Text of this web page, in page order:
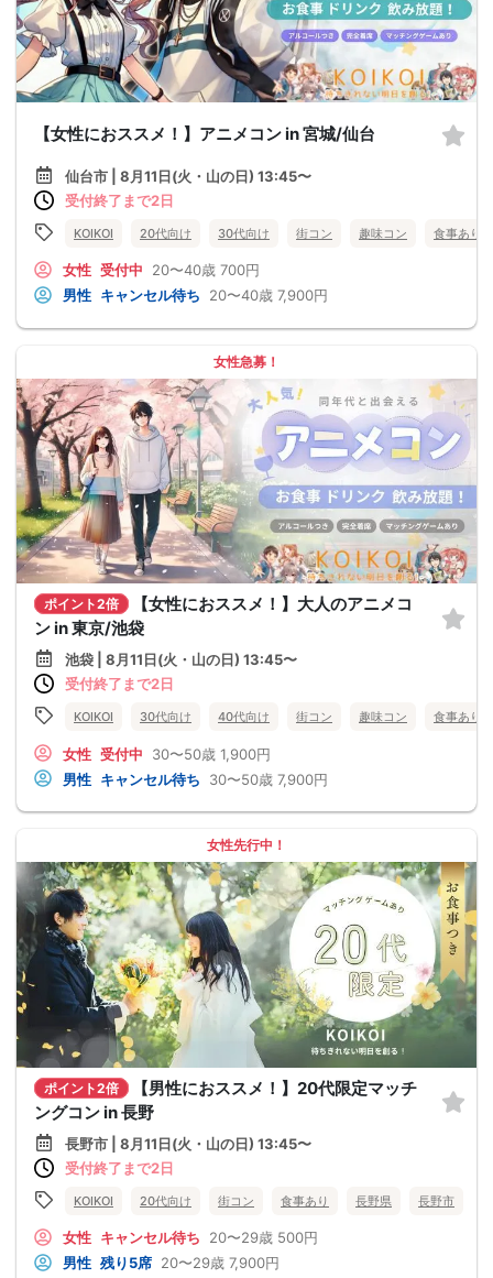
【女性におススメ！】アニメコン in 宮城/仙台
仙台市 | 8月11日(火・山の日) 13:45〜
受付終了まで2日
KOIKOI 20代向け 30代向け 街コン 趣味コン 食事あり
女性 受付中 20〜40歳 700円
男性 キャンセル待ち 20〜40歳 7,900円
女性急募！
ポイント2倍
【女性におススメ！】大人のアニメコ
ン in 東京/池袋
池袋 | 8月11日(火・山の日) 13:45〜
受付終了まで2日
KOIKOI 30代向け 40代向け 街コン 趣味コン 食事あり
女性 受付中 30〜50歳 1,900円
男性 キャンセル待ち 30〜50歳 7,900円
女性先行中！
ポイント2倍
【男性におススメ！】20代限定マッチ
ングコン in 長野
長野市 | 8月11日(火・山の日) 13:45〜
受付終了まで2日
KOIKOI 20代向け 街コン 食事あり 長野県 長野市
女性 キャンセル待ち 20〜29歳 500円
男性 残り5席 20〜29歳 7,900円